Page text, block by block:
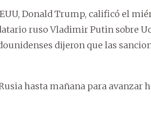
Donald Trump, calificó el
ruso Vladimir Putin sobre
dijeron que las
hasta mañana para avanzar